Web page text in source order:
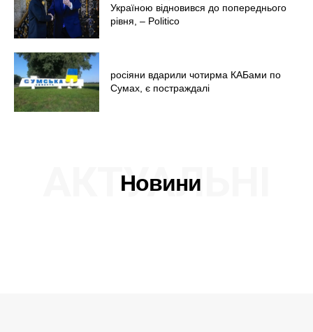
Україною відновився до попереднього
рівня, – Politico
росіяни вдарили чотирма КАБами по
Сумах, є постраждалі
Новини
АКТУАЛЬНІ